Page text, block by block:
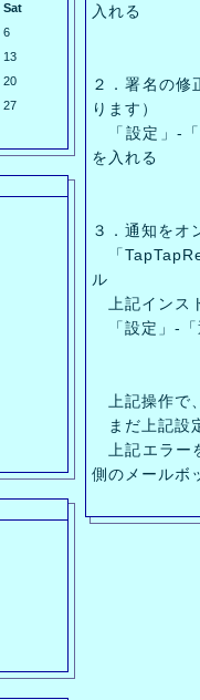
Sat
6
13
20
27
入れる
２．署名の
ります）
「設定」-「
を入れる
３．通知をオ
「
ル
上記インス
「設定」-「
上記操作で
まだ上記設
上記エラー
側のメールボ